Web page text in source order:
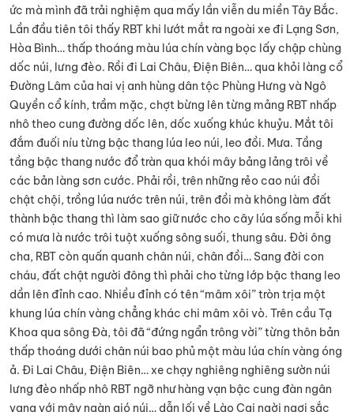
ức mà mình đã trải nghiệm qua mấy lần viễn du miền Tây Bắc.
Lần đầu tiên tôi thấy RBT khi lướt mắt ra ngoài xe đi Lạng Sơn,
Hòa Bình… thấp thoáng màu lúa chín vàng bọc lấy chập chùng
dốc núi, lưng đèo. Rồi đi Lai Châu, Điện Biên… qua khỏi làng cổ
Đường Lâm của hai vị anh hùng dân tộc Phùng Hưng và Ngô
Quyền cổ kính, trầm mặc, chợt bừng lên từng mảng RBT nhấp
nhô theo cung đường dốc lên, dốc xuống khúc khuỷu. Mắt tôi
đắm đuối níu từng bậc thang lúa leo núi, leo đồi. Mưa. Tầng
tầng bậc thang nước đổ tràn qua khói mây bảng lảng trôi về
các bản làng sơn cước. Phải rồi, trên những rẻo cao núi đồi
chật chội, trồng lúa nước trên núi, trên đồi mà không làm đất
thành bậc thang thì làm sao giữ nước cho cây lúa sống mỗi khi
có mưa là nước trôi tuột xuống sông suối, thung sâu. Đời ông
cha, RBT còn quấn quanh chân núi, chân đồi… Sang đời con
cháu, đất chật người đông thì phải cho từng lớp bậc thang leo
dần lên đỉnh cao. Nhiều đỉnh có tên “mâm xôi” tròn trịa một
khung lúa chín vàng chẳng khác chi mâm xôi vò. Trên cầu Tạ
Khoa qua sông Đà, tôi đã “đứng ngẩn trông vời” từng thôn bản
thấp thoáng dưới chân núi bao phủ một màu lúa chín vàng óng
ả. Đi Lai Châu, Điện Biên… xe chạy nghiêng nghiêng sườn núi
lưng đèo nhấp nhô RBT ngỡ như hàng vạn bậc cung đàn ngân
vang với mây ngàn gió núi… dẫn lối về Lào Cai ngời ngợi sắc